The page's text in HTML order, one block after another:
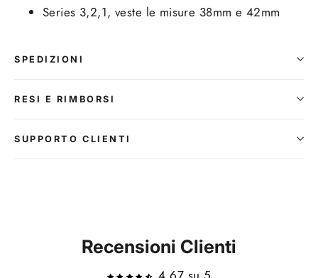
Series 3,2,1, veste le misure 38mm e 42mm
SPEDIZIONI
RESI E RIMBORSI
SUPPORTO CLIENTI
Recensioni Clienti